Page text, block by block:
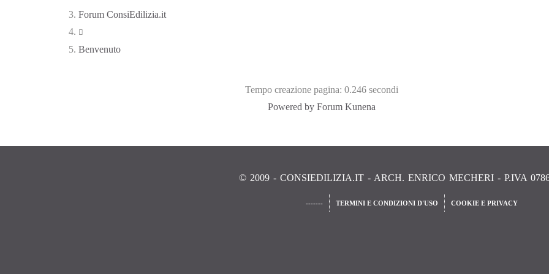
Forum ConsiEdilizia.it
Benvenuto
Tempo creazione pagina: 0.246 secondi
Powered by Forum Kunena
© 2009 - CONSIEDILIZIA.IT - ARCH. ENRICO MECHERI - P.IVA
------- TERMINI E CONDIZIONI D'USO COOKIE E PRIVACY